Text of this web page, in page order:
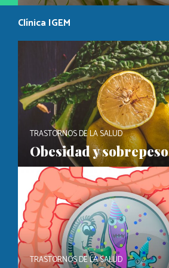
Clínica IGEM
TRASTORNOS DE LA SALUD
Obesidad y sobrepeso
TRASTORNOS DE LA SALUD